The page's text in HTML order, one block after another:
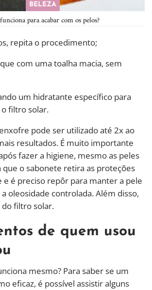
BELEZA
para acabar com os pelos?
repita o procedimento;
com uma toalha macia, sem
um hidratante específico para
filtro solar.
pode ser utilizado até 2x ao
resultados. É muito importante
fazer a higiene, mesmo as peles
que o sabonete retira as proteções
e é preciso repôr para manter a pele
oleosidade controlada. Além disso,
do filtro solar.
de quem usou
mesmo? Para saber se um
eficaz, é possível assistir alguns